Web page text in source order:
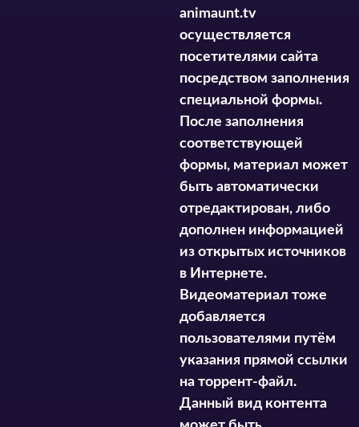
animaunt.tv
осуществляется
посетителями сайта
посредством заполнения
специальной формы.
После заполнения
соответствующей
формы, материал может
быть автоматически
отредактирован, либо
дополнен информацией
из открытых источников
в Интернете.
Видеоматериал тоже
добавляется
пользователями путём
указания прямой ссылки
на торрент-файл.
Данный вид контента